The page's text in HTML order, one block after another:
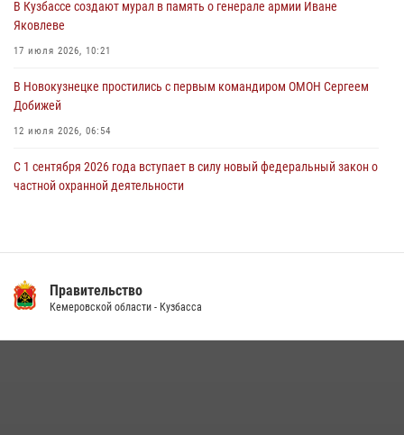
Росгвардейцы пресекли противоправные действия и защитили
новокузнечанку от агрессивного знакомого
06 августа 2026, 07:16
В Кузбассе создают мурал в память о генерале армии Иване
Яковлеве
17 июля 2026, 10:21
В Новокузнецке простились с первым командиром ОМОН Сергеем
Добижей
12 июля 2026, 06:54
С 1 сентября 2026 года вступает в силу новый федеральный закон о
частной охранной деятельности
14 июля 2026, 08:52 1
Правительство
Кемеровской области - Кузбасса